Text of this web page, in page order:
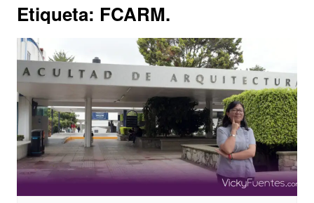
Etiqueta: FCARM.